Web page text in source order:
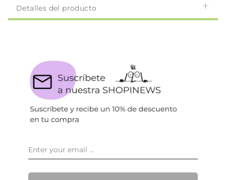
Detalles del producto